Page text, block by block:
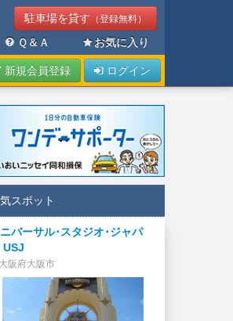
駐車場を貸す （登録無料）
Ｑ＆Ａ お気に入り
新規会員登録 ログイン
スポット
バーサル･スタジオ･ジャパ
USJ
阪府大阪市